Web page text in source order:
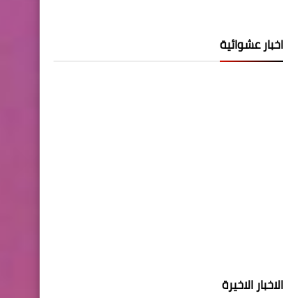
اخبار عشوائية
الاخبار الاخيرة